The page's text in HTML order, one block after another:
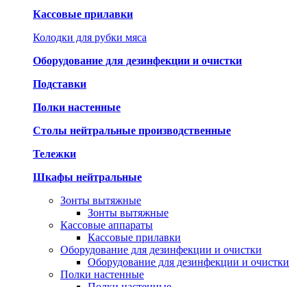
Кассовые прилавки
Колодки для рубки мяса
Оборудование для дезинфекции и очистки
Подставки
Полки настенные
Столы нейтральные производственные
Тележки
Шкафы нейтральные
Зонты вытяжные
Зонты вытяжные
Кассовые аппараты
Кассовые прилавки
Оборудование для дезинфекции и очистки
Оборудование для дезинфекции и очистки
Полки настенные